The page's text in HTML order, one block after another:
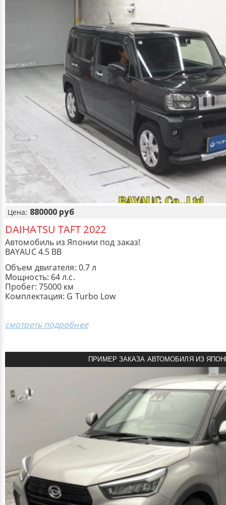
Цена: 880000 руб
DAIHATSU TAFT 2022
Автомобиль из Японии под заказ!
BAYAUC 4.5 BB
Объем двигателя: 0.7 л
Мощность: 64 л.с.
Пробег: 75000 км
Комплектация: G Turbo Low
смотреть подробнее
ПРИМЕР ЗАКАЗА АВТОМОБИЛЯ ИЗ